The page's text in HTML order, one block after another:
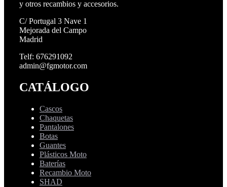
y otros recambios y accesorios.
C/ Portugal 3 Nave 1
Mejorada del Campo
Madrid
Telf: 676291092
admin@fgmotor.com
CATÁLOGO
Cascos
Chaquetas
Pantalones
Botas
Guantes
Plásticos Moto
Baterías
Recambio Moto
SHAD